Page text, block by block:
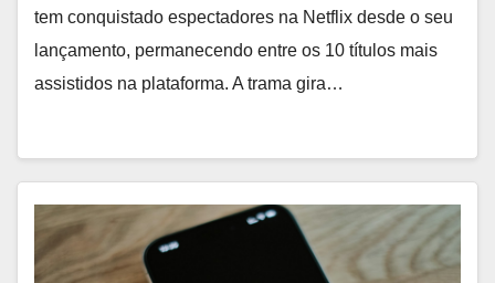
tem conquistado espectadores na Netflix desde o seu
lançamento, permanecendo entre os 10 títulos mais
assistidos na plataforma. A trama gira…